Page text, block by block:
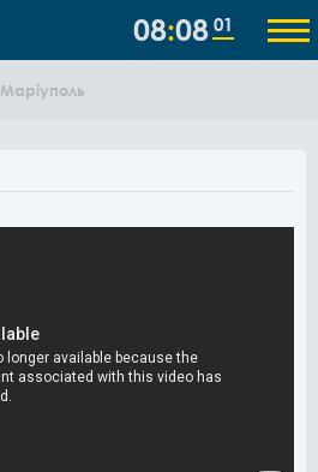
08 08 01
Маріуполь